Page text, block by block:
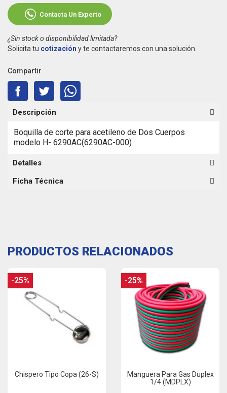
Contacta Un Experto
¿Sin stock o disponibilidad limitada?
Solicita tu cotización y te contactaremos con una solución.
Compartir
PRODUCTOS RELACIONADOS
Chispero Tipo Copa (26-S)
-25%
Manguera Para Gas Duplex
1/4 (MDPLX)
-25%
Descripción
Boquilla de corte para acetileno de Dos Cuerpos
modelo H- 6290AC(6290AC-000)
Detalles
Ficha Técnica